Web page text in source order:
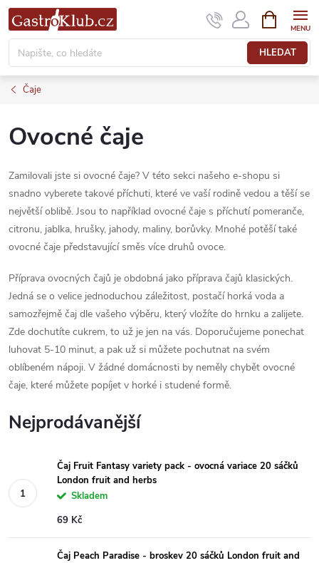
Přejít
na
obsah
HLEDAT
NÁKUPNÍ
KOŠÍK
Čaje
Ovocné čaje
Zamilovali jste si ovocné čaje? V této sekci našeho e-shopu si
snadno vyberete takové příchuti, které ve vaší rodině vedou a těší se
největší oblibě. Jsou to například ovocné čaje s příchutí pomeranče,
citronu, jablka, hrušky, jahody, maliny, borůvky. Mnohé potěší také
ovocné čaje představující směs více druhů ovoce.
Příprava ovocných čajů je obdobná jako příprava čajů klasických.
Jedná se o velice jednoduchou záležitost, postačí horká voda a
samozřejmě čaj dle vašeho výběru, který vložíte do hrnku a zalijete.
Zde dochutíte cukrem, to už je jen na vás. Doporučujeme ponechat
luhovat 5-10 minut, a pak už si můžete pochutnat na svém
oblíbeném nápoji. V žádné domácnosti by neměly chybět ovocné
čaje, které můžete popíjet v horké i studené formě.
Nejprodávanější
Čaj Fruit Fantasy variety pack - ovocná variace 20 sáčků
London fruit and herbs
Skladem
69 Kč
Čaj Peach Paradise - broskev 20 sáčků London fruit and